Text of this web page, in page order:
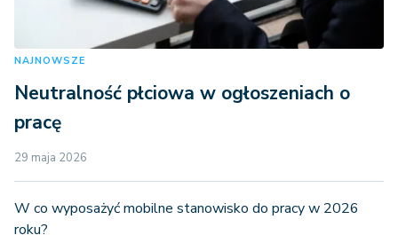
NAJNOWSZE
Neutralność płciowa w ogłoszeniach o
pracę
29 maja 2026
W co wyposażyć mobilne stanowisko do pracy w 2026
roku?